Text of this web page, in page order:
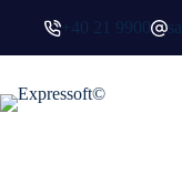
+40 21 9900